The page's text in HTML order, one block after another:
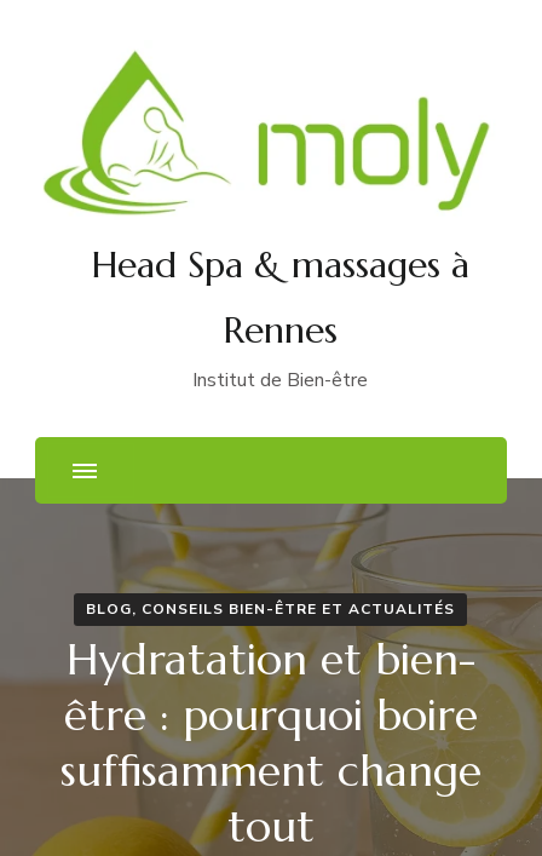
Head Spa & massages à
Rennes
Institut de Bien-être
BLOG, CONSEILS BIEN-ÊTRE ET ACTUALITÉS
Hydratation et bien-
être : pourquoi boire
suffisamment change
tout